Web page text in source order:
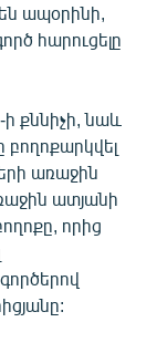
ապօրինի,
հարուցելը
քննիչի, նաև
առաջին
ատյանի
որից